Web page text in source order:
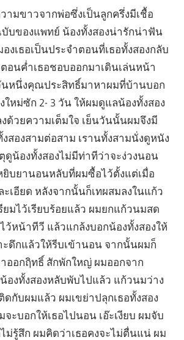
ามขาวจากพ่อซึ่งเป็นลูกครึ่งมีเชื้อ
บของแพทย์ น้องทั้งสองน่ารักน่าฟัน
งเธอเป็นประจำตอนที่เธอทั้งสองกลับ
ตอนค่ำเธอชอบออกมาเดินเล่นหน้า
นหนึ่งคุณประสิทธิ์มาหาผมที่บ้านบอก
ใหม่ซัก 2- 3 วัน ให้ผมดูแลน้องทั้งสอง
ด้วยความเต็มใจ เย็นวันนั้นผมจึงมี
สองสามต่อสาม เรานทั้งสามนั่งดูหนัง
ดูน้องทั้งสองไม่มีท่าทีว่าจะง่วงนอน
ยิบยานอนหลับที่ผมซื้อไว้ตั้งแต่เมื่อ
เอียด หลังจากนั้นก็เทผสมลงในแก้ว
มไว้เรียบร้อยแล้ว ผมยกแก้วนมสด
ว้หน้าทีวี แล้วแกล้งบอกน้องทั้งสองให้
ะดึกแล้วให้รีบเข้านอน จากนั้นผมก็
ออกฤิทธิ์ สักพักใหญ่ ผมออกจาก
องทั้งสองหลับพับไปแล้ว แก้วนมว่าง
ดกับผมแล้ว ผมเขย่าปลุกเธอทั้งสอง
จะบอกให้เธอไปนอน เอ๊ะเงียบ ผมจับ
ไม่รู้สึก ผมคิดว่าเธอคงจะไม่ตื่นแน่ ผม